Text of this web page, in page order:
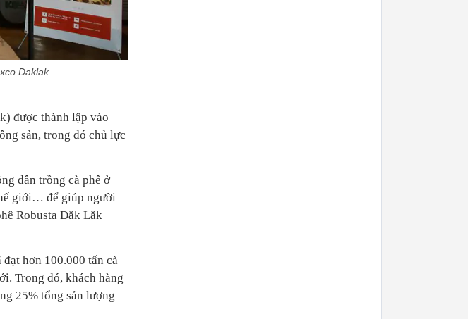
Daklak
được thành lập vào
sản, trong đó chủ lực
dân trồng cà phê ở
giới… để giúp người
Robusta Đăk Lăk
hơn 100.000 tấn cà
Trong đó, khách hàng
25% tổng sản lượng